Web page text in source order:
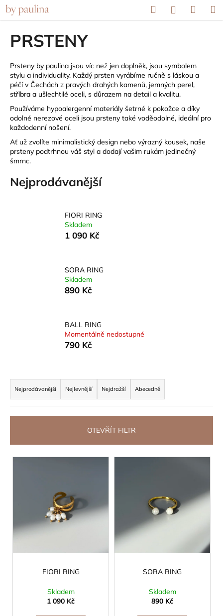
Přejít
na
obsah
HledatPřihlášení
PRSTENY
Prsteny by paulina jsou víc než jen doplněk, jsou symbolem
stylu a individuality. Každý prsten vyrábíme ručně s láskou a
péčí v Čechách z pravých drahých kamenů, jemných perel,
stříbra a ušlechtilé oceli, s důrazem na detail a kvalitu.
Používáme hypoalergenní materiály šetrné k pokožce a díky
odolné nerezové oceli jsou prsteny také voděodolné, ideální pro
každodenní nošení.
Ať už zvolíte minimalistický design nebo výrazný kousek, naše
prsteny podtrhnou váš styl a dodají vašim rukám jedinečný
šmrnc.
Nejprodávanější
FIORI RING
Skladem
1 090 Kč
SORA RING
Skladem
890 Kč
BALL RING
Momentálně nedostupné
790 Kč
Ř
a
z
e
í
p
t
Nejprodávanější Nejlevnější Nejdražší Abecedně
OTEVŘÍT FILTR
V
p
r
o
FIORI RING
Skladem
1 090 Kč
SORA RING
Skladem
890 Kč
K
o
o
p
o
t
ř
e
b
u
e
HLEDAT
D
o
p
o
č
u